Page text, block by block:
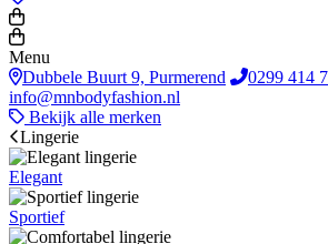
Menu
Dubbele Buurt 9, Purmerend
0299 414
info@mnbodyfashion.nl
Bekijk alle merken
Lingerie
Elegant
Sportief